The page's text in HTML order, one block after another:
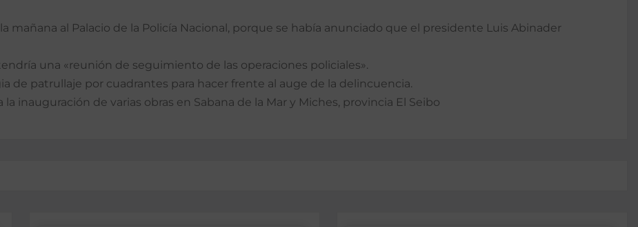
mañana al Palacio de la Policía Nacional, porque se había anunciado que el presidente Luis Abinader
una «reunión de seguimiento de las operaciones policiales».
de patrullaje por cuadrantes para hacer frente al auge de la delincuencia.
inauguración de varias obras en Sabana de la Mar y Miches, provincia El Seibo